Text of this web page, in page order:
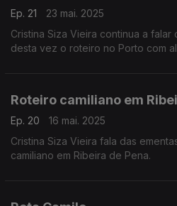
Ep. 21
23 mai. 2025
Cristina Siza Vieira continua a falar
desta vez o roteiro no Porto com
Roteiro camiliano em
Ep. 20
16 mai. 2025
Cristina Siza Vieira fala das
camiliano em Ribeira de Pena.